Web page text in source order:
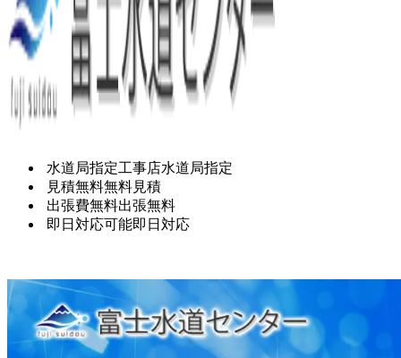
水道局指定工事店水道局指定
見積無料無料見積
出張費無料出張無料
即日対応可能即日対応